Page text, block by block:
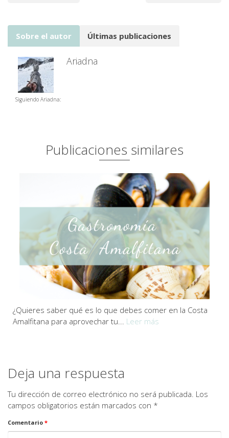
Sobre el autor Últimas publicaciones
Siguiendo Ariadna:
Ariadna
Publicaciones similares
¿Quieres saber qué es lo que debes comer en la Costa
Amalfitana para aprovechar tu... Leer más
Deja una respuesta
Tu dirección de correo electrónico no será publicada. Los
campos obligatorios están marcados con *
Comentario *